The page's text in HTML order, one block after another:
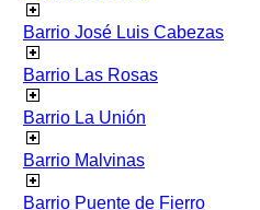
Barrio José Luis Cabezas
Barrio Las Rosas
Barrio La Unión
Barrio Malvinas
Barrio Puente de Fierro